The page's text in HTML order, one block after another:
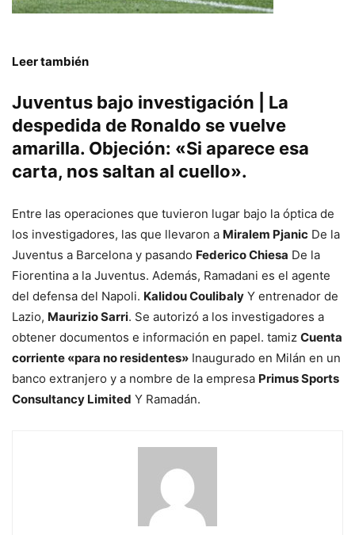
Leer también
Juventus bajo investigación | La
despedida de Ronaldo se vuelve
amarilla. Objeción: «Si aparece esa
carta, nos saltan al cuello».
Entre las operaciones que tuvieron lugar bajo la óptica de
los investigadores, las que llevaron a Miralem Pjanic De la
Juventus a Barcelona y pasando Federico Chiesa De la
Fiorentina a la Juventus. Además, Ramadani es el agente
del defensa del Napoli. Kalidou Coulibaly Y entrenador de
Lazio, Maurizio Sarri. Se autorizó a los investigadores a
obtener documentos e información en papel. tamiz Cuenta
corriente «para no residentes» Inaugurado en Milán en un
banco extranjero y a nombre de la empresa Primus Sports
Consultancy Limited Y Ramadán.